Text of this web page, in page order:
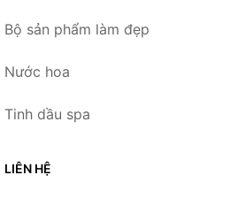
Bộ sản phẩm làm đẹp
Nước hoa
Tinh dầu spa
LIÊN HỆ